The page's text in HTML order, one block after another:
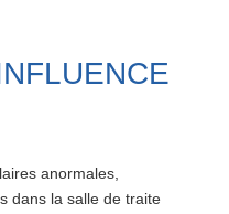
anormales,
dans la salle de traite